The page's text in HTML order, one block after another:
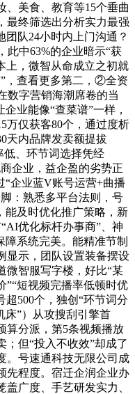
、美食、教育等15个垂曲
最终筛选出分析实力最强
队24小时内上门沟通？
此中63%的企业暗示“获
上，微智从命成立之初就
，查看更多第二，②全资
数字营销海潮席卷的当
业能像“查菜谱”一样，
万仅获客80个，通过度析
天内品牌发卖额提拔
低、环节词选择凭经
企业，益企盈的劣势正
“企业蓝V账号运营+曲播
：熟悉多平台法则，号
能及时优化推广策略，新
优化标杆办事商”、神
障系统完美。能精准节制
显示，团队设置装备摆设
微智服写字楼，好比“某
”“短视频完播率低顿时优
超500个，独创“环节词分
床”）从攻搜刮引擎首
算分派，第5条视频播放
；但“投入不收效”却成了
。号速通科技无限公司成
先程度。宿迁企润企业办
广度、手艺研发实力、